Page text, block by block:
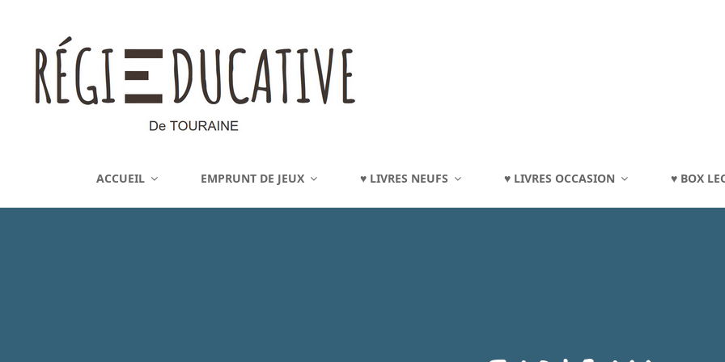
REGIE EDUCATIVE DE TOURAINE
ACCUEIL EMPRUNT DE JEUX ♥ LIVRES NEUFS ♥ LIVRES OCCASION ♥ BOX